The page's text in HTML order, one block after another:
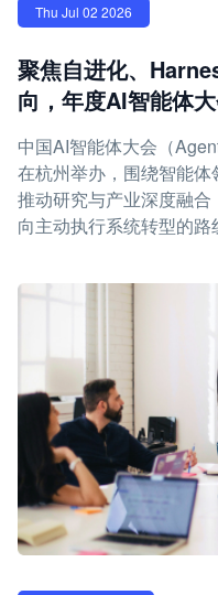
Thu Jul 02 2026
聚焦自进化、
向，年度AI智能体
中国AI智能体大会（
在杭州举办，围绕智能
推动研究与产业深度融
向主动执行系统转型的路